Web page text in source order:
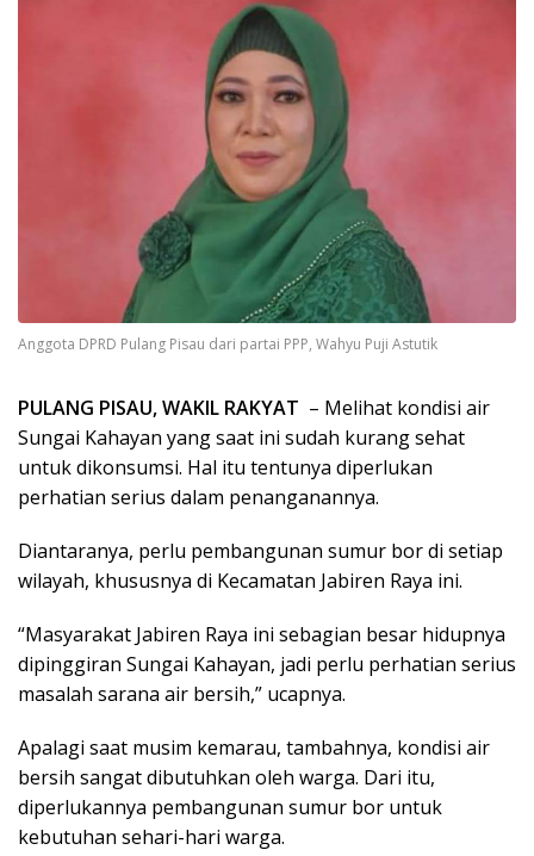
Anggota DPRD Pulang Pisau dari partai PPP, Wahyu Puji Astutik
PULANG PISAU, WAKIL RAKYAT – Melihat kondisi air
Sungai Kahayan yang saat ini sudah kurang sehat
untuk dikonsumsi. Hal itu tentunya diperlukan
perhatian serius dalam penanganannya.
Diantaranya, perlu pembangunan sumur bor di setiap
wilayah, khususnya di Kecamatan Jabiren Raya ini.
“Masyarakat Jabiren Raya ini sebagian besar hidupnya
dipinggiran Sungai Kahayan, jadi perlu perhatian serius
masalah sarana air bersih,” ucapnya.
Apalagi saat musim kemarau, tambahnya, kondisi air
bersih sangat dibutuhkan oleh warga. Dari itu,
diperlukannya pembangunan sumur bor untuk
kebutuhan sehari-hari warga.